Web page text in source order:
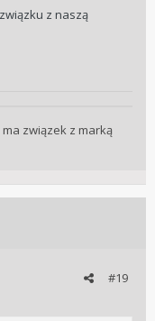
z naszą
związek z marką
#19